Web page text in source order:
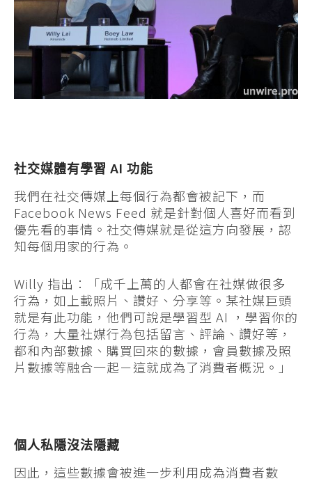
社交媒體有學習 AI 功能
我們在社交傳媒上每個行為都會被記下，而
Facebook News Feed 就是針對個人喜好而看到
優先看的事情。社交傳媒就是從這方向發展，認
知每個用家的行為。
Willy 指出：「成千上萬的人都會在社媒做很多
行為，如上載照片、讚好、分享等。某社媒巨頭
就是有此功能，他們可說是學習型 AI ，學習你的
行為，大量社媒行為包括留言、評論、讚好等，
都和內部數據、購買回來的數據，會員數據及照
片數據等融合一起－這就成為了消費者概況。」
個人私隱沒法隱藏
因此，這些數據會被進一步利用成為消費者數